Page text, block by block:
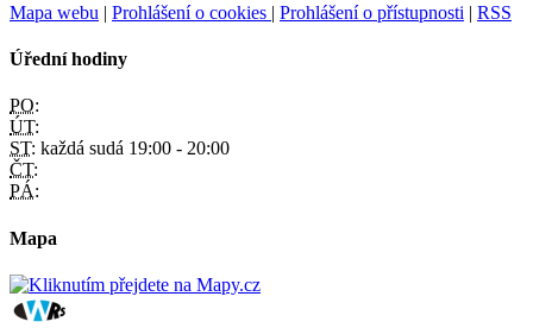
Mapa webu | Prohlášení o cookies | Prohlášení o přístupnosti | RSS
Úřední hodiny
PO:
ÚT:
ST: každá sudá 19:00 - 20:00
ČT:
PÁ:
Mapa